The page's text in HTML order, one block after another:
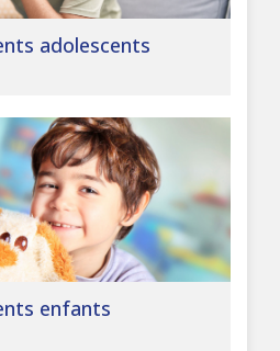
adolescents
enfants